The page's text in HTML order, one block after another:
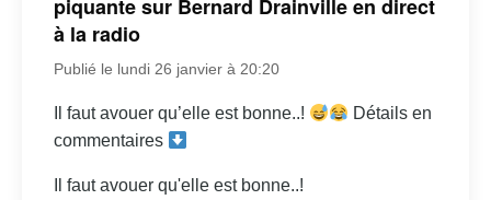
piquante sur Bernard Drainville en direct
à la radio
Publié le lundi 26 janvier à 20:20
Il faut avouer qu’elle est bonne..!
Détails en
commentaires
Il faut avouer qu'elle est bonne..!